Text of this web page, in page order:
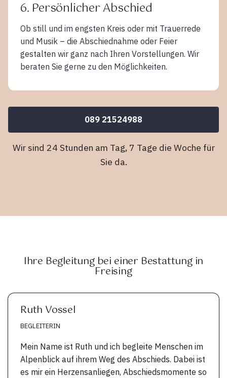
6. Persönlicher Abschied
Ob still und im engsten Kreis oder mit Trauerrede
und Musik – die Abschiednahme oder Feier
gestalten wir ganz nach Ihren Vorstellungen. Wir
beraten Sie gerne zu den Möglichkeiten.
089 21524988
Wir sind 24 Stunden am Tag, 7 Tage die Woche für
Sie da.
Ihre Begleitung bei einer Bestattung in
Freising
Ruth Vossel
BEGLEITERIN
Mein Name ist Ruth und ich begleite Menschen im
Alpenblick auf ihrem Weg des Abschieds. Dabei ist
es mir ein Herzensanliegen, Abschiedsmomente so